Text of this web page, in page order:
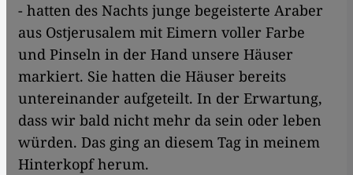
- hatten des Nachts junge begeisterte Araber
aus Ostjerusalem mit Eimern voller Farbe
und Pinseln in der Hand unsere Häuser
markiert. Sie hatten die Häuser bereits
untereinander aufgeteilt. In der Erwartung,
dass wir bald nicht mehr da sein oder leben
würden. Das ging an diesem Tag in meinem
Hinterkopf herum.